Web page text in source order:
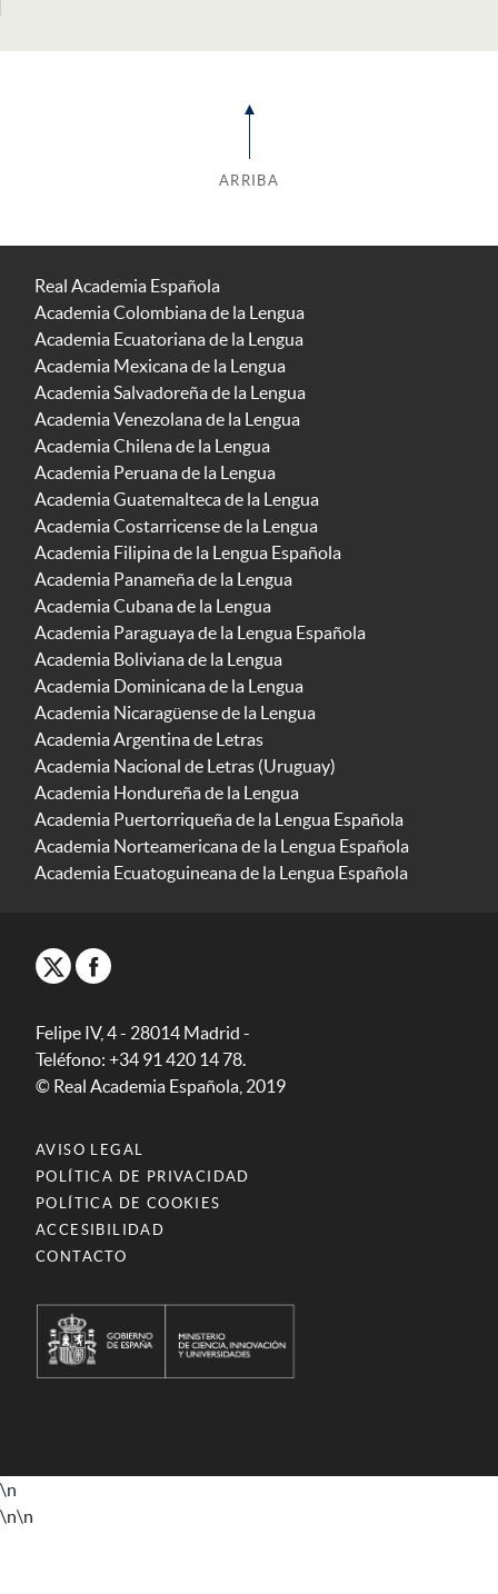
ARRIBA
Real Academia Española
Academia Colombiana de la Lengua
Academia Ecuatoriana de la Lengua
Academia Mexicana de la Lengua
Academia Salvadoreña de la Lengua
Academia Venezolana de la Lengua
Academia Chilena de la Lengua
Academia Peruana de la Lengua
Academia Guatemalteca de la Lengua
Academia Costarricense de la Lengua
Academia Filipina de la Lengua Española
Academia Panameña de la Lengua
Academia Cubana de la Lengua
Academia Paraguaya de la Lengua Española
Academia Boliviana de la Lengua
Academia Dominicana de la Lengua
Academia Nicaragüense de la Lengua
Academia Argentina de Letras
Academia Nacional de Letras (Uruguay)
Academia Hondureña de la Lengua
Academia Puertorriqueña de la Lengua Española
Academia Norteamericana de la Lengua Española
Academia Ecuatoguineana de la Lengua Española
Felipe IV, 4 - 28014 Madrid -
Teléfono: +34 91 420 14 78.
© Real Academia Española, 2019
AVISO LEGAL
POLÍTICA DE PRIVACIDAD
POLÍTICA DE COOKIES
ACCESIBILIDAD
CONTACTO
\n
\n\n